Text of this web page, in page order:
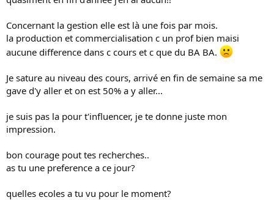
Concernant la gestion elle est là une fois par mois.
la production et commercialisation c un prof bien maisi
aucune difference dans c cours et c que du BA BA.
Je sature au niveau des cours, arrivé en fin de semaine sa me
gave d'y aller et on est 50% a y aller...
je suis pas la pour t'influencer, je te donne juste mon
impression.
bon courage pout tes recherches..
as tu une preference a ce jour?
quelles ecoles a tu vu pour le moment?